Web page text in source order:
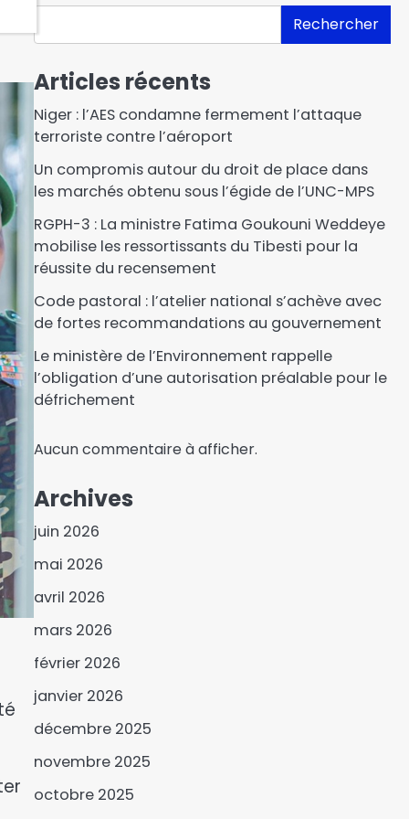
Rechercher
Articles récents
Niger : l’AES condamne fermement l’attaque
terroriste contre l’aéroport
Un compromis autour du droit de place dans
les marchés obtenu sous l’égide de l’UNC-MPS
RGPH-3 : La ministre Fatima Goukouni Weddeye
mobilise les ressortissants du Tibesti pour la
réussite du recensement
Code pastoral : l’atelier national s’achève avec
de fortes recommandations au gouvernement
Le ministère de l’Environnement rappelle
l’obligation d’une autorisation préalable pour le
défrichement
Aucun commentaire à afficher.
Archives
juin 2026
mai 2026
avril 2026
mars 2026
février 2026
janvier 2026
décembre 2025
novembre 2025
octobre 2025
3
Le Parti APRECI outille ses
pratiques politiques